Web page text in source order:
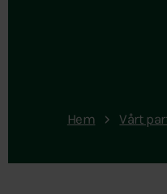
Hem Vårt